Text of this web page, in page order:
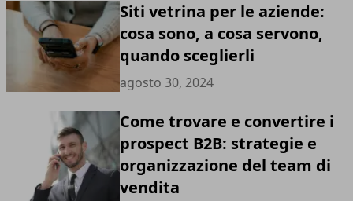
Siti vetrina per le aziende:
cosa sono, a cosa servono,
quando sceglierli
agosto 30, 2024
Come trovare e convertire i
prospect B2B: strategie e
organizzazione del team di
vendita